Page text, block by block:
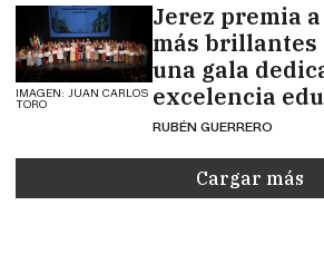
IMAGEN: JUAN CARLOS
TORO
Jerez premia
más brillantes
una gala
excelencia
RUBÉN GUERRERO
Cargar más